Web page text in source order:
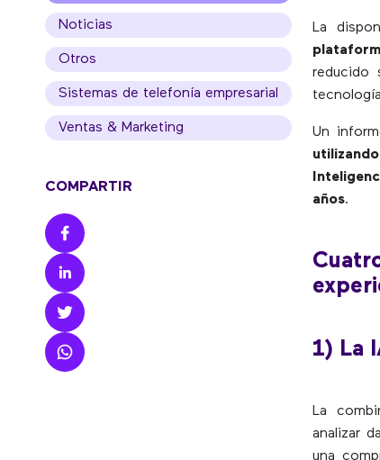
La
reducido
Un
años.
1) La
La
analizar
una
Noticias
Otros
Sistemas de telefonía empresarial
Ventas & Marketing
COMPARTIR